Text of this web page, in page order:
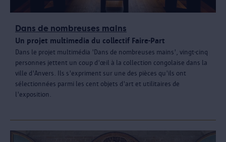
Dans de nombreuses mains
Un projet multimedia du collectif Faire-Part
Dans le projet multimédia 'Dans de nombreuses mains', vingt-cinq
personnes jettent un coup d'œil à la collection congolaise dans la
ville d'Anvers. Ils s'expriment sur une des pièces qu'ils ont
sélectionnées parmi les cent objets d'art et utilitaires de
l'exposition.